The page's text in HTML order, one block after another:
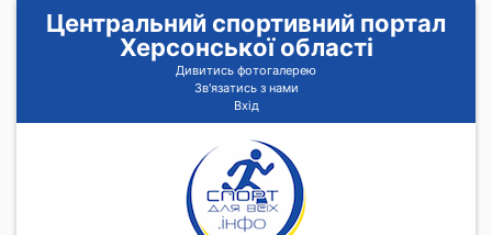
Центральний спортивний портал
Херсонської області
Дивитись фотогалерею
Зв'язатись з нами
Вхід